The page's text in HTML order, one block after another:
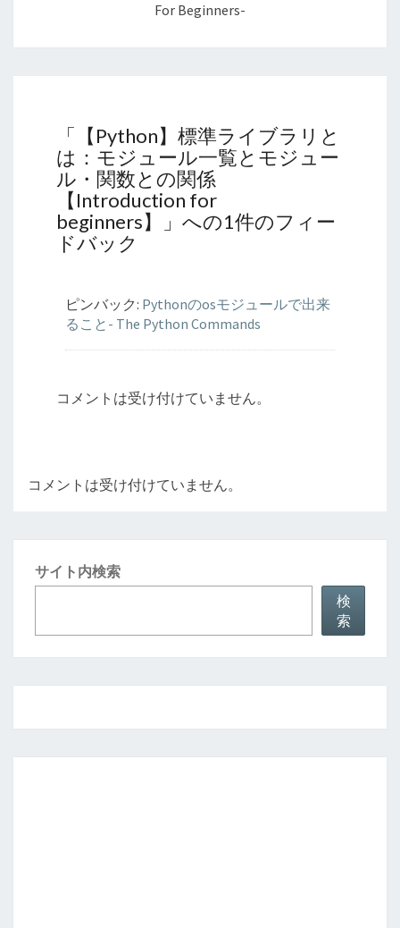
For Beginners-
「 【Python】標準ライブラリと
は：モジュール一覧とモジュー
ル・関数との関係
【Introduction for
beginners】
」への1件のフィー
ドバック
ピンバック: Pythonのosモジュールで出来
ること- The Python Commands
コメントは受け付けていません。
コメントは受け付けていません。
サイト内検索
検
索